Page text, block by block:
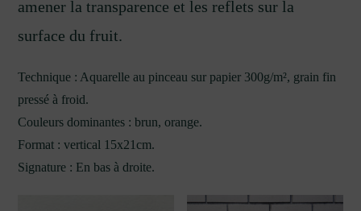
amener la transparence et les reflets sur la
surface du fruit.
Technique : Aquarelle au pinceau sur papier 300g/m², grain fin
pressé à froid.
Couleurs dominantes : brun, orange.
Format : vertical 15x21cm.
Signature : En bas à droite.